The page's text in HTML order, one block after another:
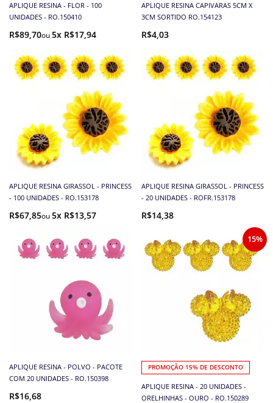
APLIQUE RESINA - FLOR - 100
UNIDADES - RO.150410
R$89,70 5x R$17,94
APLIQUE RESINA CAPIVARAS 5CM X
3CM SORTIDO RO.154123
R$4,03
APLIQUE RESINA GIRASSOL - PRINCESS
- 100 UNIDADES - RO.153178
R$67,85 5x R$13,57
APLIQUE RESINA GIRASSOL - PRINCESS
- 20 UNIDADES - ROFR.153178
R$14,38
APLIQUE RESINA - POLVO - PACOTE
COM 20 UNIDADES - RO.150398
R$16,68
PROMOÇÃO 15% DE DESCONTO
APLIQUE RESINA - 20 UNIDADES -
ORELHINHAS - OURO - RO.150289
15%